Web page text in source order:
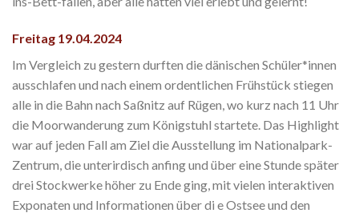
Freitag 19.04.2024
Im Vergleich zu gestern durften die dänischen Schüler*innen
ausschlafen und nach einem ordentlichen Frühstück stiegen
alle in die Bahn nach Saßnitz auf Rügen, wo kurz nach 11 Uhr
die Moorwanderung zum Königstuhl startete. Das Highlight
war auf jeden Fall am Ziel die Ausstellung im Nationalpark-
Zentrum, die unterirdisch anfing und über eine Stunde später
drei Stockwerke höher zu Ende ging, mit vielen interaktiven
Exponaten und Informationen über di e Ostsee und den